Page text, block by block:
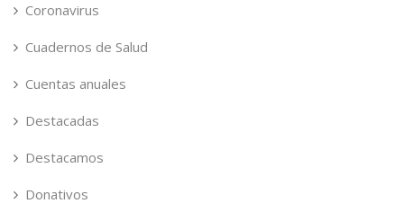
Coronavirus
Cuadernos de Salud
Cuentas anuales
Destacadas
Destacamos
Donativos